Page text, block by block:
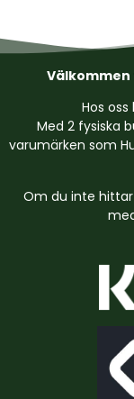
Hos
Med 2 fysiska
varumärken som
Om du inte